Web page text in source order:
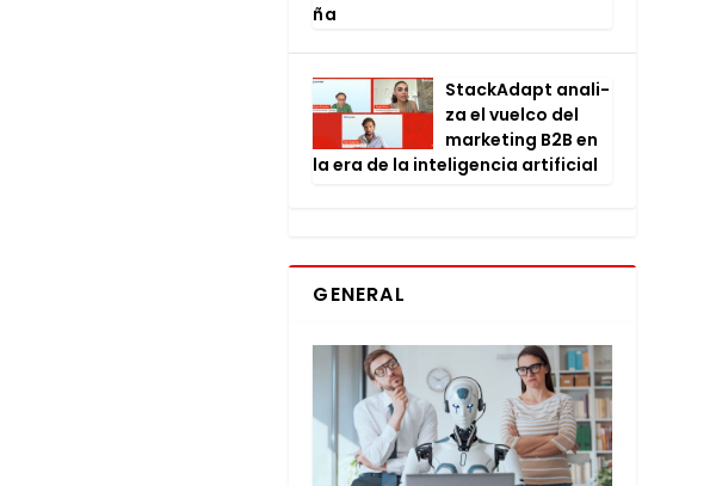
ña
Stac­kA­dapt ana­li­
za el vuel­co del
mar­ke­ting B2B en
la era de la inte­li­gen­cia arti­fi­cial
GENERAL